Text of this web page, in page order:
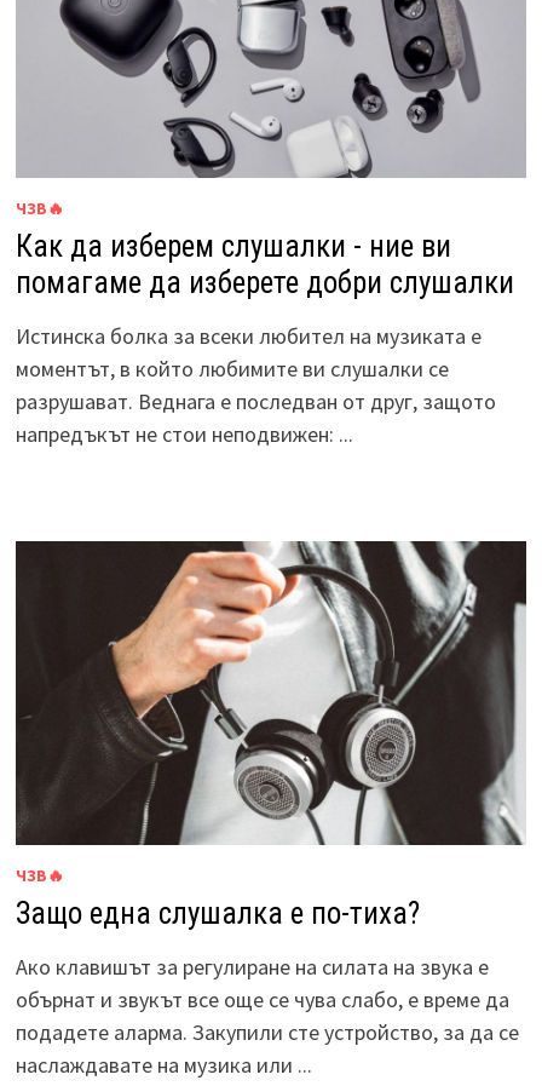
ЧЗВ🔥
Как да изберем слушалки - ние ви
помагаме да изберете добри слушалки
Истинска болка за всеки любител на музиката е
моментът, в който любимите ви слушалки се
разрушават. Веднага е последван от друг, защото
напредъкът не стои неподвижен: ...
ЧЗВ🔥
Защо една слушалка е по-тиха?
Ако клавишът за регулиране на силата на звука е
обърнат и звукът все още се чува слабо, е време да
подадете аларма. Закупили сте устройство, за да се
наслаждавате на музика или ...